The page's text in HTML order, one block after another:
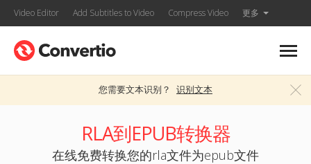
Video Editor Add Subtitles to Video Compress Video 更多
您需要文本识别？ 识别文本
RLA到EPUB转换器
在线免费转换您的rla文件为epub文件